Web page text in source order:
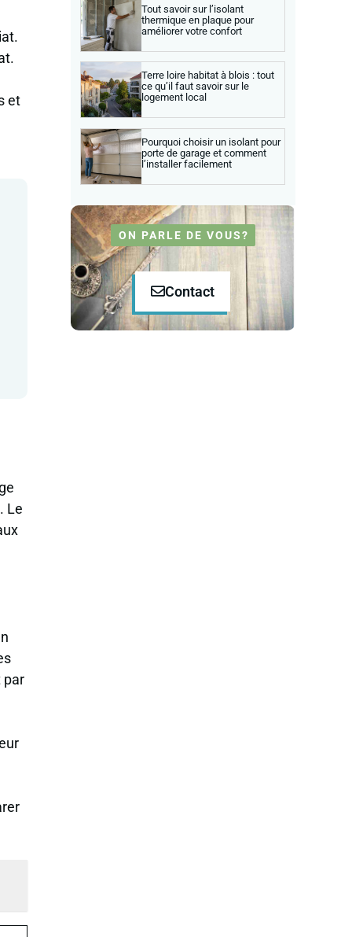
et
Le
par
Tout savoir sur l’isolant
thermique en plaque pour
améliorer votre confort
Terre loire habitat à blois : tout
ce qu’il faut savoir sur le
logement local
Pourquoi choisir un isolant pour
porte de garage et comment
l’installer facilement
ON PARLE DE VOUS?
Contact